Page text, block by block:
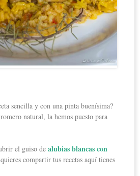
sencilla y con una pinta buenísima?
natural, la hemos puesto para
el guiso dealubias blancas con
compartir tus recetas aquí tienes